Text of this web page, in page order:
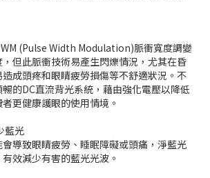
(Pulse Width Modulation)脈衝寬度調變
但此脈衝技術易產生閃爍情況，尤其在昏
成頭疼和眼睛疲勞損傷等不舒適狀況。不
的DC直流背光系統，藉由強化電壓以降低
更健康護眼的使用情境。
藍光
導致眼睛疲勞、睡眠障礙或頭痛，淨藍光
效減少有害的藍光光波。